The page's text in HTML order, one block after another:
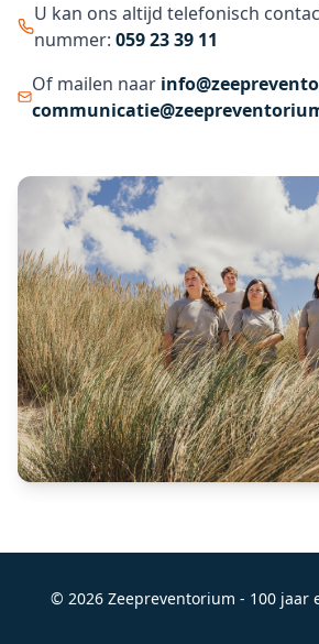
U kan ons altijd telefonisch
nummer:059 23 39 11
Of mailen naar
© 2026 Zeepreventorium - 100 jaar